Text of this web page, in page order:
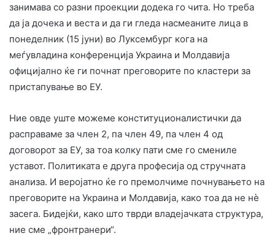
занимава со разни проекции додека го чита. Но треба
да ја дочека и веста и да ги гледа насмеаните лица в
понеделник (15 јуни) во Луксембург кога на
меѓувладина конференција Украина и Молдавија
официјално ќе ги почнат преговорите по кластери за
пристапување во ЕУ.
Ние овде уште можеме конституционалистички да
расправаме за член 2, па член 49, па член 4 од
договорот за ЕУ, за тоа колку пати сме го смениле
уставот. Политиката е друга професија од стручната
анализа. И веројатно ќе го премолчиме почнувањето на
преговорите на Украина и Молдавија, како тоа да не нѐ
засега. Бидејќи, како што тврди владејачката структура,
ние сме „фронтранери“.